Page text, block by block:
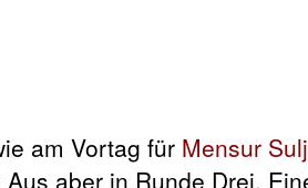
am Vortag für Mensur
aber in Runde Drei.